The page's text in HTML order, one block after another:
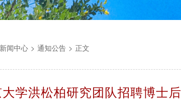
新闻中心 > 通知公告 > 正文
大学洪松柏研究团队招聘博士